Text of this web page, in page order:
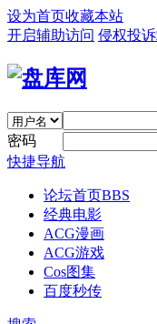
设为首页收藏本站
开启辅助访问 侵权投诉
密码
快捷导航
论坛首页BBS
经典电影
ACG漫画
ACG游戏
Cos图集
百度秒传